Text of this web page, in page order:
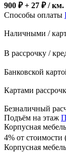
900 ₽ + 27 ₽/ км.
Способы оплаты
Наличными /
В рассрочку /
Банковской
Картами
Безналичный
Подъём на этаж
Корпусная
4% от стоимости
Корпусная